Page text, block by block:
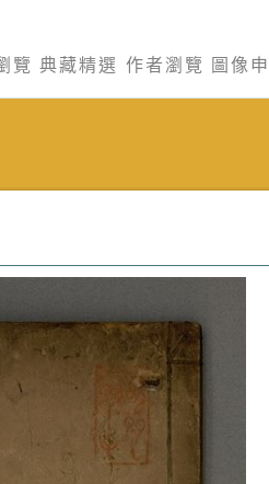
覽 典藏精選 作者瀏覽 圖像